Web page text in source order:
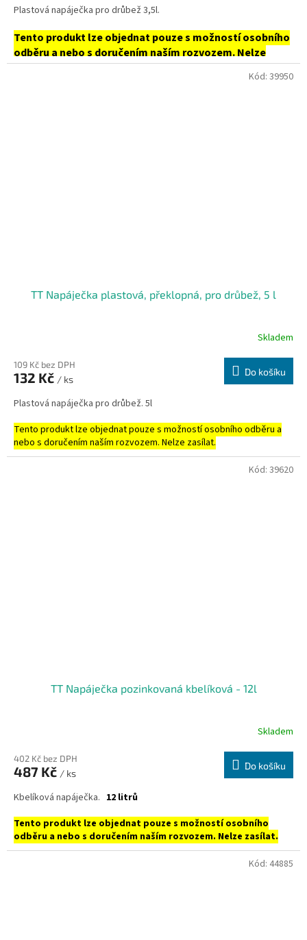
Plastová napáječka pro drůbež 3,5l.
Tento produkt lze objednat pouze s možností osobního
odběru a nebo s doručením naším rozvozem. Nelze
zasílat.
TT Napáječka plastová, překlopná, pro drůbež, 5 l
Skladem
109 Kč bez DPH
132 Kč / ks
Do košíku
Plastová napáječka pro drůbež. 5l
Tento produkt lze objednat pouze s možností osobního odběru a
nebo s doručením naším rozvozem. Nelze zasílat.
Kód: 39950
TT Napáječka pozinkovaná kbelíková - 12l
Skladem
402 Kč bez DPH
487 Kč / ks
Do košíku
Kbelíková napáječka. 12 litrů
Tento produkt lze objednat pouze s možností osobního
odběru a nebo s doručením naším rozvozem. Nelze zasílat.
Kód: 39620
Kód: 44885